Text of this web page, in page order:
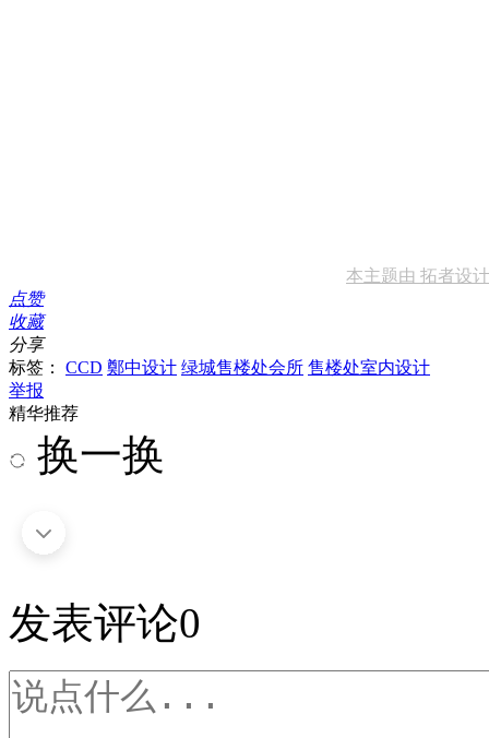
本主题由 拓者设
点赞
收藏
分享
标签：
CCD 鄭中设计 绿城售楼处会所 售楼处室内设计
举报
精华推荐
换一换
发表评论0